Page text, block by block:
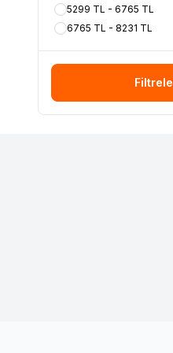
5299 TL - 6765 TL
6765 TL - 8231 TL
Filtrele